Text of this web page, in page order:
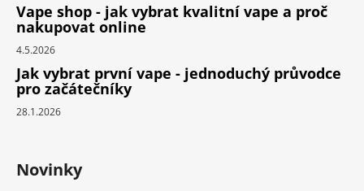
Vape shop - jak vybrat kvalitní vape a proč
nakupovat online
4.5.2026
Jak vybrat první vape - jednoduchý průvodce
pro začátečníky
28.1.2026
Novinky